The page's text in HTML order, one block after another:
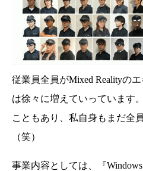
従業員全員がMixed Realityの
は徐々に増えていっています
こともあり、私自身もまだ全
（笑）
事業内容としては、『